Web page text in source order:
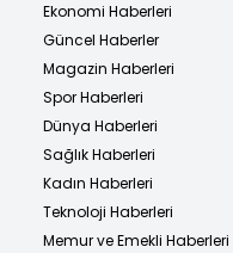
Ekonomi Haberleri
Güncel Haberler
Magazin Haberleri
Spor Haberleri
Dünya Haberleri
Sağlık Haberleri
Kadın Haberleri
Teknoloji Haberleri
Memur ve Emekli Haberleri